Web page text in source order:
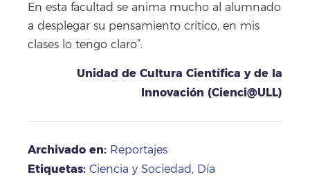
En esta facultad se anima mucho al alumnado
a desplegar su pensamiento crítico, en mis
clases lo tengo claro”.
Unidad de Cultura Científica y de la
Innovación (Cienci@ULL)
Archivado en: Reportajes
Etiquetas: Ciencia y Sociedad , Día